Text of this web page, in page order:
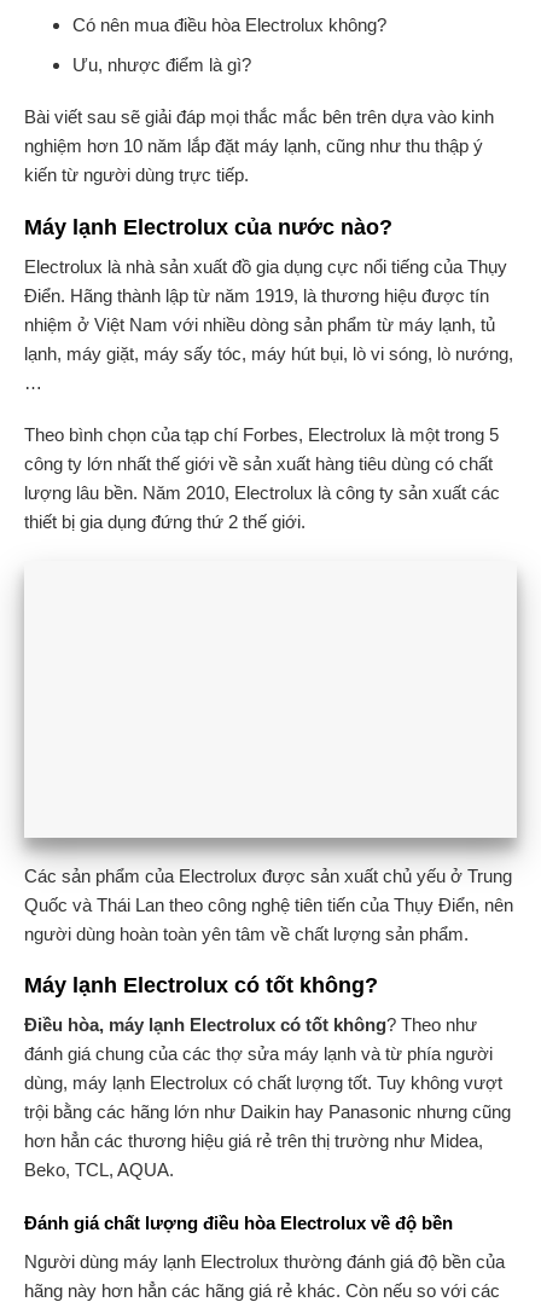
Có nên mua điều hòa Electrolux không?
Ưu, nhược điểm là gì?
Bài viết sau sẽ giải đáp mọi thắc mắc bên trên dựa vào kinh
nghiệm hơn 10 năm lắp đặt máy lạnh, cũng như thu thập ý
kiến từ người dùng trực tiếp.
Máy lạnh Electrolux của nước nào?
Electrolux là nhà sản xuất đồ gia dụng cực nổi tiếng của Thụy
Điển. Hãng thành lập từ năm 1919, là thương hiệu được tín
nhiệm ở Việt Nam với nhiều dòng sản phẩm từ máy lạnh, tủ
lạnh, máy giặt, máy sấy tóc, máy hút bụi, lò vi sóng, lò nướng,
…
Theo bình chọn của tạp chí Forbes, Electrolux là một trong 5
công ty lớn nhất thế giới về sản xuất hàng tiêu dùng có chất
lượng lâu bền. Năm 2010, Electrolux là công ty sản xuất các
thiết bị gia dụng đứng thứ 2 thế giới.
Các sản phẩm của Electrolux được sản xuất chủ yếu ở Trung
Quốc và Thái Lan theo công nghệ tiên tiến của Thụy Điển, nên
người dùng hoàn toàn yên tâm về chất lượng sản phẩm.
Máy lạnh Electrolux có tốt không?
Điều hòa, máy lạnh Electrolux có tốt không? Theo như
đánh giá chung của các thợ sửa máy lạnh và từ phía người
dùng, máy lạnh Electrolux có chất lượng tốt. Tuy không vượt
trội bằng các hãng lớn như Daikin hay Panasonic nhưng cũng
hơn hẳn các thương hiệu giá rẻ trên thị trường như Midea,
Beko, TCL, AQUA.
Đánh giá chất lượng điều hòa Electrolux về độ bền
Người dùng máy lạnh Electrolux thường đánh giá độ bền của
hãng này hơn hẳn các hãng giá rẻ khác. Còn nếu so với các